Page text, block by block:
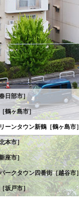
日部市］
鶴ヶ島市］
ーンタウン新鶴［鶴ヶ島市
本市］
座市］
ークタウン四番街［越谷市
坂戸市］